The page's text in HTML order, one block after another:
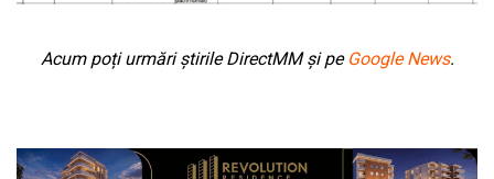
Acum poți urmări știrile DirectMM și pe Google News.